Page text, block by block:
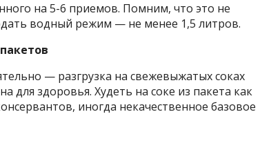
на 5-6 приемов. Помним, что это не
водный режим — не менее 1,5 литров.
— разгрузка на свежевыжатых соках
для здоровья. Худеть на соке из пакета как
иногда некачественное базовое